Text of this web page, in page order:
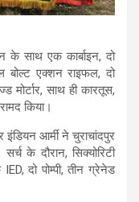
साथ एक कार्बाइन, दो
बोल्ट एक्शन राइफल, दो
मोर्टार, साथ ही कारतूस,
किया।
आर्मी ने चुराचांदपुर
के दौरान, सिक्योरिटी
दो पोम्पी, तीन ग्रेनेड